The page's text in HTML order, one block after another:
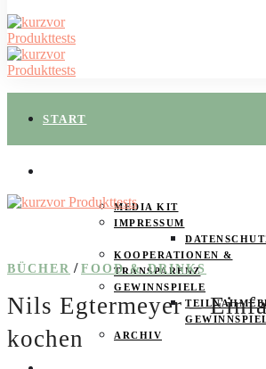
START
MEDIA KIT
IMPRESSUM
KOOPERATIONEN &
TRANSPARENZ
GEWINNSPIELE
ARCHIV
BÜCHER / FOOD & DRINKS
Nils Egtermeyer –
kochen